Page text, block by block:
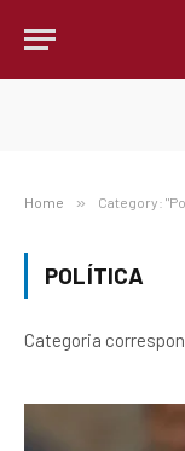
Home » Category:
POLÍTICA
Categoria